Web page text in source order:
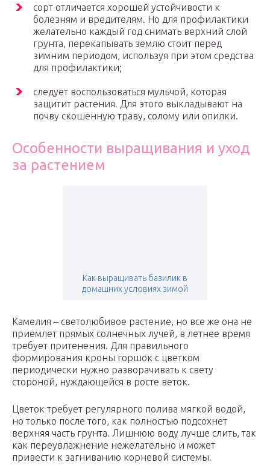
сорт отличается хорошей устойчивости к
болезням и вредителям. Но для профилактики
желательно каждый год снимать верхний слой
грунта, перекапывать землю стоит перед
зимним периодом, используя при этом средства
для профилактики;
следует воспользоваться мульчой, которая
защитит растения. Для этого выкладывают на
почву скошенную траву, солому или опилки.
Особенности выращивания и уход
за растением
Как выращивать базилик в
домашних условиях зимой
Камелия – светолюбивое растение, но все же она не
приемлет прямых солнечных лучей, в летнее время
требует притенения. Для правильного
формирования кроны горшок с цветком
периодически нужно разворачивать к свету
стороной, нуждающейся в росте веток.
Цветок требует регулярного полива мягкой водой,
но только после того, как полностью подсохнет
верхняя часть грунта. Лишнюю воду лучше слить, так
как переувлажнение нежелательно и может
привести к загниванию корневой системы.